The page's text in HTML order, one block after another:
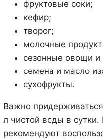
фруктовые соки;
кефир;
творог;
молочные
сезонные овощи и
семена и масло
сухофрукты.
Важно
л чистой воды в
рекомендуют